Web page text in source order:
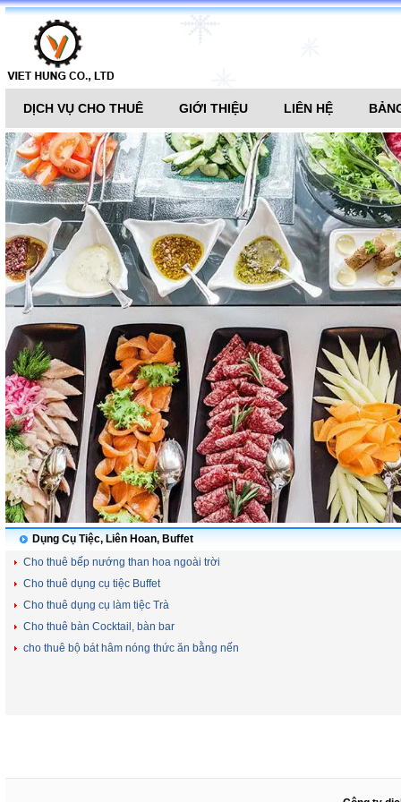
DỊCH VỤ CHO THUÊ GIỚI THIỆU LIÊN HỆ
Dụng Cụ Tiệc, Liên Hoan, Buffet
Cho thuê bếp nướng than hoa ngoài trời
Cho thuê dụng cụ tiệc Buffet
Cho thuê dụng cụ làm tiệc Trà
Cho thuê bàn Cocktail, bàn bar
cho thuê bộ bát hâm nóng thức ăn bằng nến